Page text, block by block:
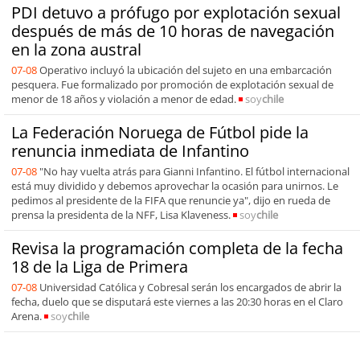
PDI detuvo a prófugo por explotación sexual
después de más de 10 horas de navegación
en la zona austral
07-08Operativo incluyó la ubicación del sujeto en una embarcación
pesquera. Fue formalizado por promoción de explotación sexual de
menor de 18 años y violación a menor de edad.
soychile
La Federación Noruega de Fútbol pide la
renuncia inmediata de Infantino
07-08 "No hay vuelta atrás para Gianni Infantino. El fútbol internacional
está muy dividido y debemos aprovechar la ocasión para unirnos. Le
pedimos al presidente de la FIFA que renuncie ya", dijo en rueda de
prensa la presidenta de la NFF, Lisa Klaveness.
soychile
Revisa la programación completa de la fecha
18 de la Liga de Primera
07-08 Universidad Católica y Cobresal serán los encargados de abrir la
fecha, duelo que se disputará este viernes a las 20:30 horas en el Claro
Arena.
soychile